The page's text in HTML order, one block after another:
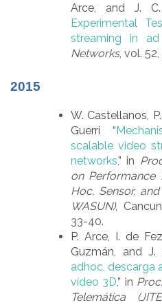
Arce , and J.
Experimental
streaming in
Networks, vol.
2015
W. Castellanos,
Guerri “
scalable video
networks,” in
on Performance
Hoc, Sensor,
WASUN),
33-40.
P. Arce, I. de Fez
Guzmán, and J.
adhoc, descarga
vídeo 3D,” in
Telemática